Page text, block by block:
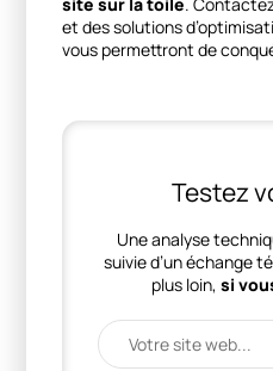
et des solutions
vous permettront de
Testez
Une analyse
suivie d’un échange
plus loin, si